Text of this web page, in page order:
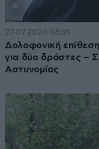
27·07·2020 08:35
Δολοφονική
για δύο δράστες –
Αστυνομίας